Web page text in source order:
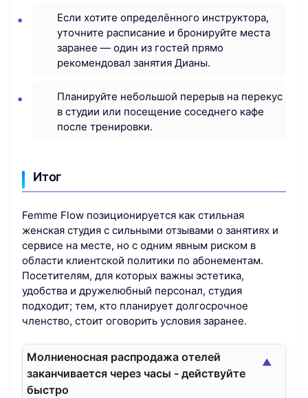
Если хотите определённого инструктора,
уточните расписание и бронируйте места
заранее — один из гостей прямо
рекомендовал занятия Дианы.
Планируйте небольшой перерыв на перекус
в студии или посещение соседнего кафе
после тренировки.
Итог
Femme Flow позиционируется как стильная
женская студия с сильными отзывами о занятиях и
сервисе на месте, но с одним явным риском в
области клиентской политики по абонементам.
Посетителям, для которых важны эстетика,
удобства и дружелюбный персонал, студия
подходит; тем, кто планирует долгосрочное
членство, стоит оговорить условия заранее.
Молниеносная распродажа отелей
заканчивается через часы - действуйте
быстро
▲